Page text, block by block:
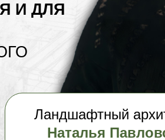
И ДЛЯ
Ландшафтный
Наталья